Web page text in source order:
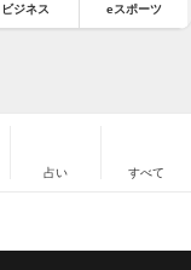
ビジネス eスポーツ
占い すべて